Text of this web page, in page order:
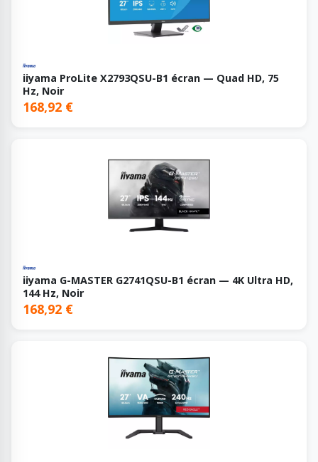
iiyama ProLite X2793QSU-B1 écran — Quad HD, 75
Hz, Noir
168,92 €
iiyama G-MASTER G2741QSU-B1 écran — 4K Ultra HD,
144 Hz, Noir
168,92 €